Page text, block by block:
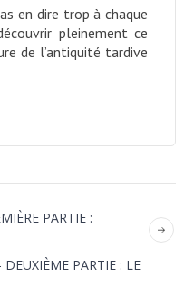
en dire trop à chaque
pleinement ce
de l’antiquité tardive
PARTIE :
PARTIE : LE